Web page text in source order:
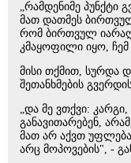
„რამდენიმე პუნქტი
მათ დათმეს
რომ ბირთვულ
კმაყოფილი იყო, ჩემ
მისი თქმით, სურდა
შეთანხმების
„და მე ვთქვი:
განავითარებენ,
მათ არ აქვთ უფლება
არც მოპოვების", -